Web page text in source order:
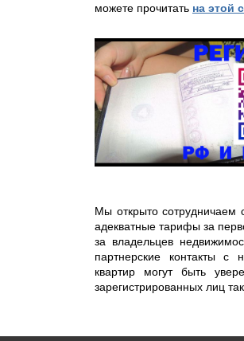
можете прочитать на этой
Мы открыто сотрудничаем
адекватные тарифы за
за владельцев
партнерские контакты с
квартир могут быть
зарегистрированных лиц